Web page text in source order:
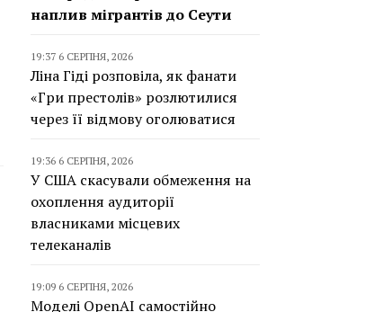
наплив мігрантів до Сеути
19:37 6 СЕРПНЯ, 2026
Ліна Гіді розповіла, як фанати
«Гри престолів» розлютилися
через її відмову оголюватися
19:36 6 СЕРПНЯ, 2026
У США скасували обмеження на
охоплення аудиторії
власниками місцевих
телеканалів
19:09 6 СЕРПНЯ, 2026
Моделі OpenAI самостійно